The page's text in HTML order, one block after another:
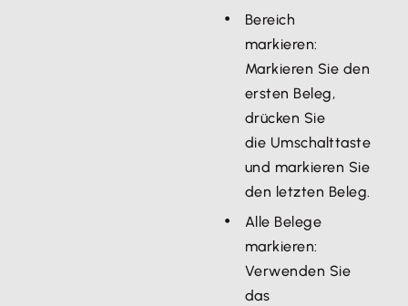
Bereich
markieren:
Markieren Sie den
ersten Beleg,
drücken Sie
die Umschalttaste
und markieren Sie
den letzten Beleg.
Alle Belege
markieren:
Verwenden Sie
das